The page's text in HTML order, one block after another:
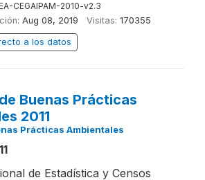
CEGAIPAM-2010-v2.3
Aug 08, 2019 Visitas: 170355
a los datos
Buenas Prácticas
2011
Prácticas Ambientales
de Estadística y Censos